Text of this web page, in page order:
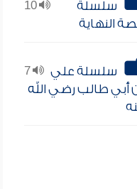
10
سلسلة
النهاية
7
سلسلة علي
أبي طالب رضي الله